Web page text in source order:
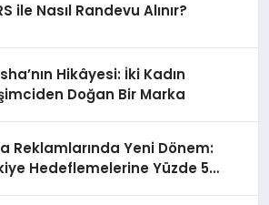
ile Nasıl Randevu Alınır?
Hikâyesi: İki Kadın
Doğan Bir Marka
Reklamlarında Yeni Dönem:
Hedeflemelerine Yüzde 5